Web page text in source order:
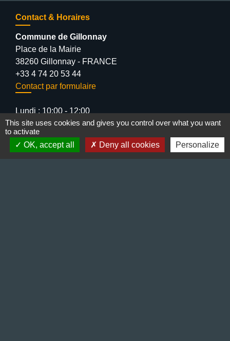
Contact & Horaires
Commune de Gillonnay
Place de la Mairie
38260 Gillonnay - FRANCE
+33 4 74 20 53 44
Contact par formulaire
Lundi : 10:00 - 12:00
Mercredi : 13:30 - 16:30
Vendredi : 10:00 - 12:00 / 15:00 - 18:00
This site uses cookies and gives you control over what you want
to activate
OK, accept all
Deny all cookies Personalize